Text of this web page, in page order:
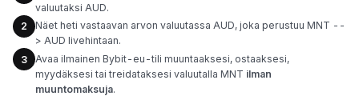
valuutaksi AUD.
2
Näet heti vastaavan arvon valuutassa AUD, joka perustuu MNT --
> AUD livehintaan.
3
Avaa ilmainen Bybit-eu-tili muuntaaksesi, ostaaksesi,
myydäksesi tai treidataksesi valuutalla MNT ilman
muuntomaksuja.